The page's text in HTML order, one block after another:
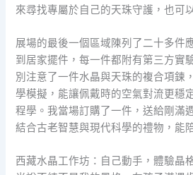
來尋找專屬於自己的天珠守護，也可
展場的最後一個區域陳列了二十多件
到居家擺件，每一件都附有第三方實
別注意了一件水晶與天珠的複合項鍊
學模擬，能讓佩戴時的空氣對流更穩
程學。我當場訂購了一件，送給剛滿
結合古老智慧與現代科學的禮物，能
西藏水晶工作坊：自己動手，體驗晶